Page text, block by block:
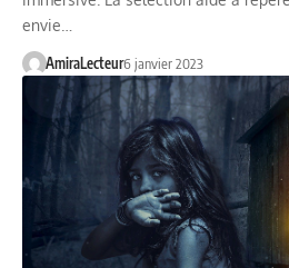
envie…
AmiraLecteur6 janvier 2023